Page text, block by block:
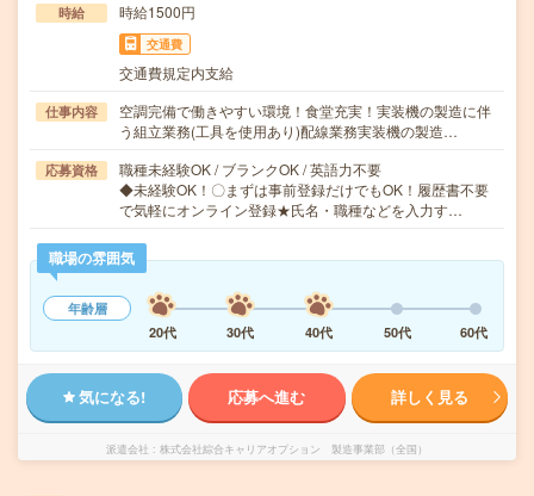
時給 時給1500円
交通費
交通費規定内支給
仕事内容
空調完備で働きやすい環境！食堂充実！実装機の製造に伴
う組立業務(工具を使用あり)配線業務実装機の製造…
応募資格
職種未経験OK / ブランクOK / 英語力不要
◆未経験OK！〇まずは事前登録だけでもOK！履歴書不要
で気軽にオンライン登録★氏名・職種などを入力す…
職場の雰囲気
年齢層
20代
30代 40代 50代 60代
気になる! 応募へ進む 詳しく見る
派遣会社 株式会社綜合キャリアオプション 製造事業部（全国）